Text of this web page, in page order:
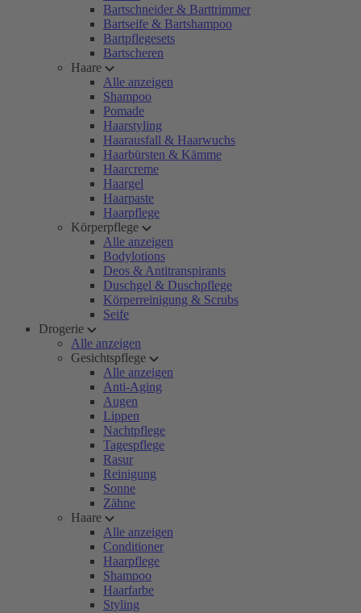
Bartschneider & Barttrimmer
Bartseife & Bartshampoo
Bartpflegesets
Bartscheren
Haare
Alle anzeigen
Shampoo
Pomade
Haarstyling
Haarausfall & Haarwuchs
Haarbürsten & Kämme
Haarcreme
Haargel
Haarpaste
Haarpflege
Körperpflege
Alle anzeigen
Bodylotions
Deos & Antitranspirants
Duschgel & Duschpflege
Körperreinigung & Scrubs
Seife
Drogerie
Alle anzeigen
Gesichtspflege
Alle anzeigen
Anti-Aging
Augen
Lippen
Nachtpflege
Tagespflege
Rasur
Reinigung
Sonne
Zähne
Haare
Alle anzeigen
Conditioner
Haarpflege
Shampoo
Haarfarbe
Styling